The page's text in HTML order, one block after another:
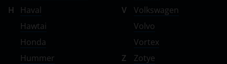
H
Haval
Hawtai
Honda
Hummer
V
Volkswagen
Volvo
Vortex
Z
Zotye